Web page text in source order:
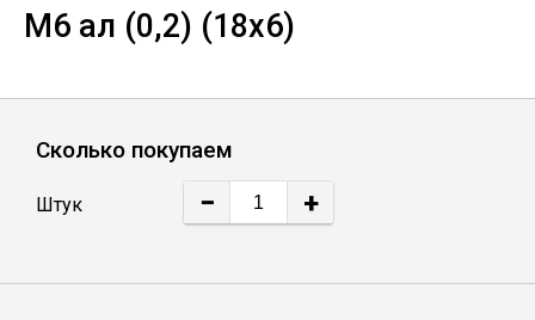
Труба
Уголок
М6 ал (0,2) (18х6)
Сколько покупаем
Штук − +